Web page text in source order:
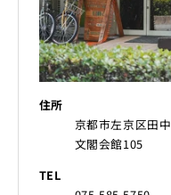
住所
京都市左京区田
文閣会館105
TEL